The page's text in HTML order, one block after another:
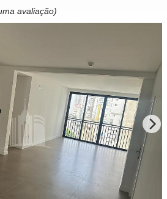
avaliação)